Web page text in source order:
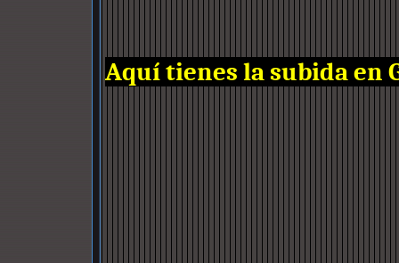
Aquí tienes la subida en